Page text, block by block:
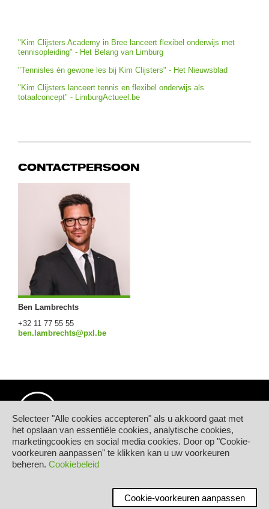
Selecteer "Alle cookies accepteren" als u akkoord gaat met
het opslaan van essentiële cookies, analytische cookies,
marketingcookies en social media cookies. Door op "Cookie-
voorkeuren aanpassen" te klikken kan u uw voorkeuren
beheren. Cookiebeleid
Cookie-voorkeuren aanpassen
"Kim Clijsters Academy in Bree lanceert flexibel onderwijs met
tennisopleiding" - Het Belang van Limburg
"Tennisles én gewone les bij Kim Clijsters" - Het Nieuwsblad
"Kim Clijsters lanceert tennis en flexibel onderwijs als
totaalconcept" - LimburgActueel.be
CONTACTPERSOON
Ben Lambrechts
+32 11 77 55 55
ben.lambrechts@pxl.be
© Hogeschool PXL
Elfde-Liniestraat 24
B-3500 HASSELT